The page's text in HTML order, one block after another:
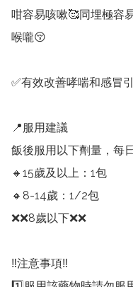
咁容易咳嗽🥰同埋極容
喉嚨😚
✅有效改善哮喘和感冒
📍服用建議
飯後服用以下劑量，每
🔸15歲及以上：1包
🔸8-14歲：1/2包
❌❌8歲以下❌❌
‼️注意事項‼️